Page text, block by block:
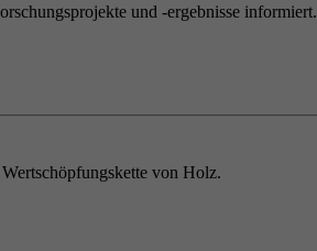
und -ergebnisse informiert.
von Holz.